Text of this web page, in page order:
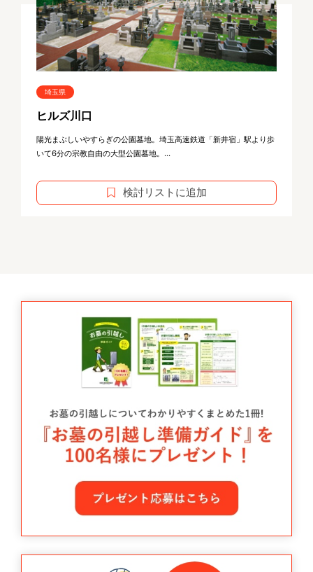
埼玉県
ヒルズ川口
陽光まぶしいやすらぎの公園墓地。埼玉高速鉄道「新井宿」駅より歩
いて6分の宗教自由の大型公園墓地。...
検討リストに追加